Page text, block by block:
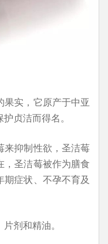
实，它原产于中亚
贞洁而得名。
来抑制性欲，圣洁莓
，圣洁莓被作为膳食
症状、不孕不育及
剂和精油。